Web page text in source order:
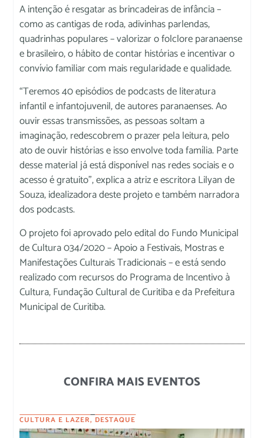
A intenção é resgatar as brincadeiras de infância –
como as cantigas de roda, adivinhas parlendas,
quadrinhas populares – valorizar o folclore paranaense
e brasileiro, o hábito de contar histórias e incentivar o
convívio familiar com mais regularidade e qualidade.
“Teremos 40 episódios de podcasts de literatura
infantil e infantojuvenil, de autores paranaenses. Ao
ouvir essas transmissões, as pessoas soltam a
imaginação, redescobrem o prazer pela leitura, pelo
ato de ouvir histórias e isso envolve toda família. Parte
desse material já está disponível nas redes sociais e o
acesso é gratuito”, explica a atriz e escritora Lilyan de
Souza, idealizadora deste projeto e também narradora
dos podcasts.
O projeto foi aprovado pelo edital do Fundo Municipal
de Cultura 034/2020 – Apoio a Festivais, Mostras e
Manifestações Culturais Tradicionais – e está sendo
realizado com recursos do Programa de Incentivo à
Cultura, Fundação Cultural de Curitiba e da Prefeitura
Municipal de Curitiba.
CONFIRA MAIS EVENTOS
CULTURA E LAZER, DESTAQUE